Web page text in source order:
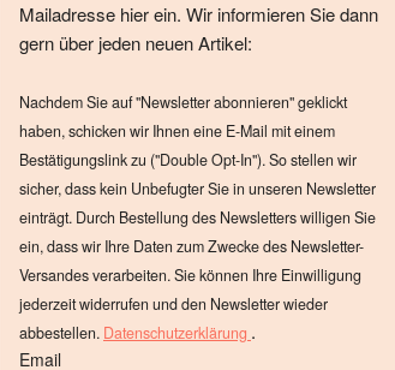
Mailadresse hier ein. Wir informieren Sie dann
gern über jeden neuen Artikel:
Nachdem Sie auf "Newsletter abonnieren" geklickt
haben, schicken wir Ihnen eine E-Mail mit einem
Bestätigungslink zu ("Double Opt-In"). So stellen wir
sicher, dass kein Unbefugter Sie in unseren Newsletter
einträgt. Durch Bestellung des Newsletters willigen Sie
ein, dass wir Ihre Daten zum Zwecke des Newsletter-
Versandes verarbeiten. Sie können Ihre Einwilligung
jederzeit widerrufen und den Newsletter wieder
abbestellen. Datenschutzerklärung .
Email